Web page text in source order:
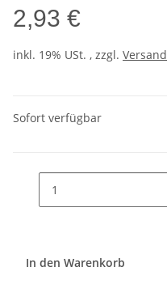
2,93 €
inkl. 19% USt. , zzgl. Versand
Sofort verfügbar
In den Warenkorb